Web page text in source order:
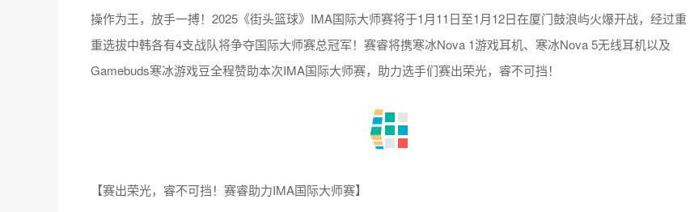
操作为王，放手一搏！2025《街头篮球》IMA国际大师赛将于1月11日至1月12日在厦门鼓浪屿火爆开战，经过重
重选拔中韩各有4支战队将争夺国际大师赛总冠军！赛睿将携寒冰Nova 1游戏耳机、寒冰Nova 5无线耳机以及
Gamebuds寒冰游戏豆全程赞助本次IMA国际大师赛，助力选手们赛出荣光，睿不可挡！
【赛出荣光，睿不可挡！赛睿助力IMA国际大师赛】